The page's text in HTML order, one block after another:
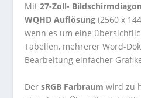
Mit 27-Zoll-
WQHD Auflösung (2560 x
wenn es um eine
Tabellen, mehrerer Word-
Bearbeitung einfacher
Der sRGB Farbraum wird zu